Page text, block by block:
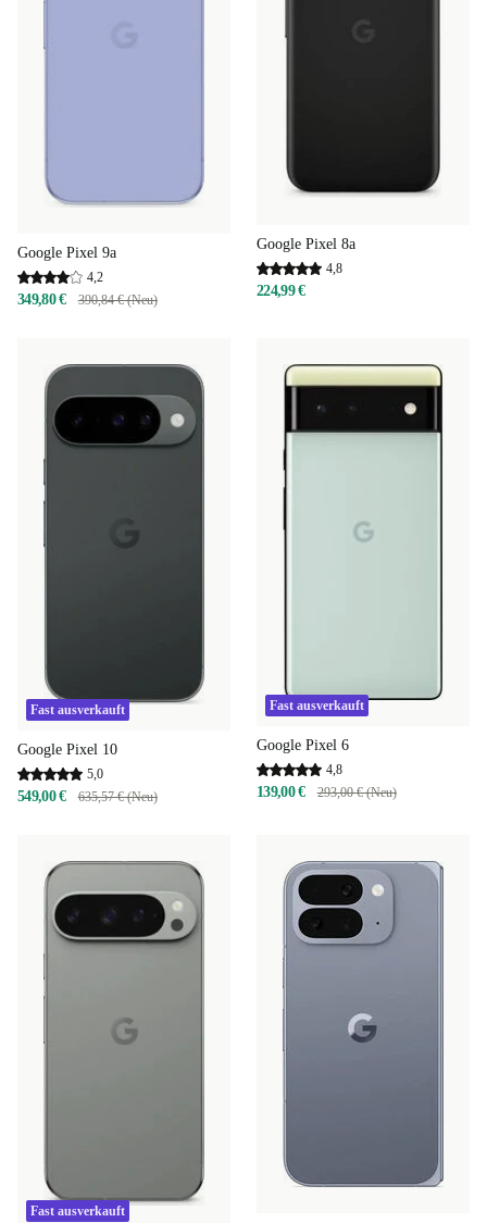
Google Pixel 9a
4,2
349,80 € 390,84 € (Neu)
Google Pixel 8a
4,8
224,99 €
Fast ausverkauft
Google Pixel 10
5,0
549,00 € 635,57 € (Neu)
Fast ausverkauft
Google Pixel 6
4,8
139,00 € 293,00 € (Neu)
Fast ausverkauft